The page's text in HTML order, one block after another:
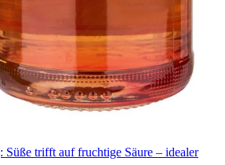
Süße trifft auf fruchtige Säure – idealer